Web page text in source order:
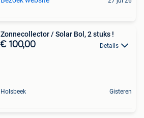
Zonnecollector / Solar Bol, 2 stuks !
€ 100,00 Details
Holsbeek Gisteren